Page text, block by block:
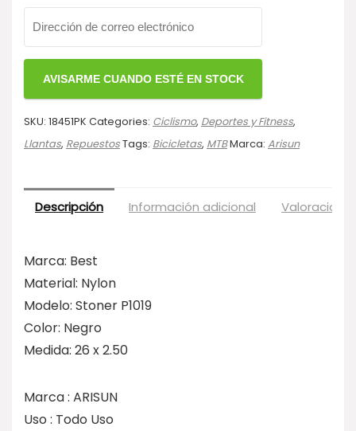
SKU: 18451PK Categories: Ciclismo, Deportes y Fitness,
Llantas, RepuestosTags: Bicicletas, MTBMarca: Arisun
Descripción Información adicional
Marca: Best
Material: Nylon
Modelo: Stoner P1019
Color: Negro
Medida: 26 x 2.50
Marca : ARISUN
Uso : Todo Uso